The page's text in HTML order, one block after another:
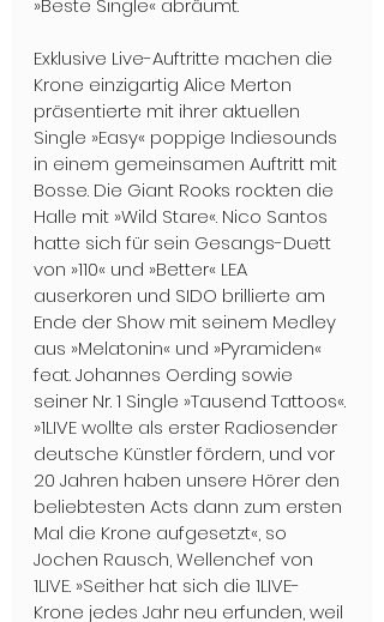
»Beste Single« abräumt.
Exklusive Live-Auftritte machen die
Krone einzigartig Alice Merton
präsentierte mit ihrer aktuellen
Single »Easy« poppige Indiesounds
in einem gemeinsamen Auftritt mit
Bosse. Die Giant Rooks rockten die
Halle mit »Wild Stare«. Nico Santos
hatte sich für sein Gesangs-Duett
von »110« und »Better« LEA
auserkoren und SIDO brillierte am
Ende der Show mit seinem Medley
aus »Melatonin« und »Pyramiden«
feat. Johannes Oerding sowie
seiner Nr. 1 Single »Tausend Tattoos«.
»1LIVE wollte als erster Radiosender
deutsche Künstler fördern, und vor
20 Jahren haben unsere Hörer den
beliebtesten Acts dann zum ersten
Mal die Krone aufgesetzt«, so
Jochen Rausch, Wellenchef von
1LIVE. »Seither hat sich die 1LIVE-
Krone jedes Jahr neu erfunden, weil